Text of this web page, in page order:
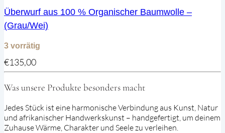
Überwurf aus 100 % Organischer Baumwolle –
(Grau/Wei)
3 vorrätig
€135,00
Was unsere Produkte besonders macht
Jedes Stück ist eine harmonische Verbindung aus Kunst, Natur
und afrikanischer Handwerkskunst – handgefertigt, um deinem
Zuhause Wärme, Charakter und Seele zu verleihen.